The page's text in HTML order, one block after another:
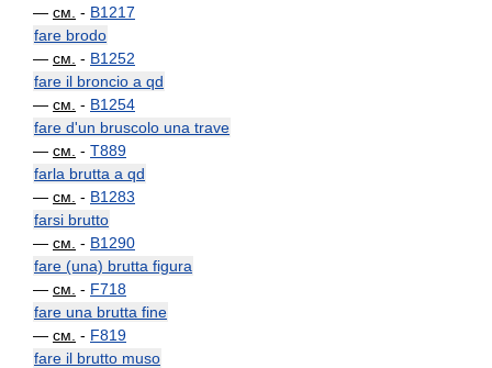
— см. - B1217
fare brodo
— см. - B1252
fare il broncio a qd
— см. - B1254
fare d'un bruscolo una trave
— см. - T889
farla brutta a qd
— см. - B1283
farsi brutto
— см. - B1290
fare (una) brutta figura
— см. - F718
fare una brutta fine
— см. - F819
fare il brutto muso